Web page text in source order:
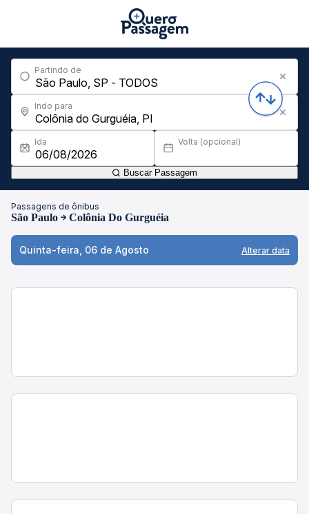
Partindo de
Indo para
Ida Volta (opcional)
Buscar Passagem
Passagens de ônibus
São Paulo Colônia Do Gurguéia
Quinta-feira, 06 de Agosto Alterar data